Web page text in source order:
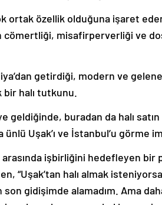
ortak özellik olduğuna işaret
cömertliği, misafirperverliği ve
getirdiği, modern ve
bir halı tutkunu.
geldiğinde, buradan da halı satın
ünlü Uşak’ı ve İstanbul’u görme
arasında işbirliğini hedefleyen bir
“Uşak’tan halı almak
gidişimde alamadım. Ama